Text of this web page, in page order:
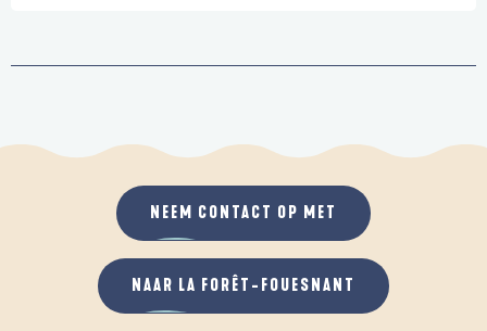
NEEM CONTACT OP MET
NAAR LA FORÊT-FOUESNANT